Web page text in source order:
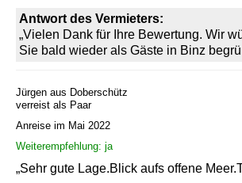
Antwort des Vermieters:
„Vielen Dank für Ihre Bewertung. Wir
Sie bald wieder als Gäste in Binz
Jürgen aus Doberschütz
verreist als Paar
Anreise im Mai 2022
Weiterempfehlung: ja
„Sehr gute Lage.Blick aufs offene